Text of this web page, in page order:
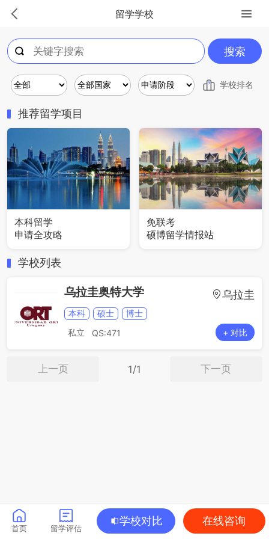
留学学校
搜索
学校排名
推荐留学项目
本科留学
申请全攻略
免联考
硕博留学情报站
学校列表
乌拉圭奥特大学 乌拉圭
本科 硕士
博士
私立
QS:471 + 对比
上一页 1/1 下一页
首页 留学评估
学校对比 在线咨询